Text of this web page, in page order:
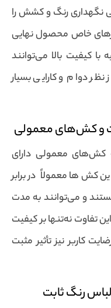
نگهداری رنگ و کشش را
خاص محصول نهایی
کیفیت بالا می‌توانند
دوام و کارایی بسیار
و کش‌های معمولی
معمولی دارای
کش‌ها معمولاً در برابر
و می‌توانند به مدت
تفاوت نه‌تنها بر کیفیت
کاربر نیز تأثیر مثبت
رنگ ثابت